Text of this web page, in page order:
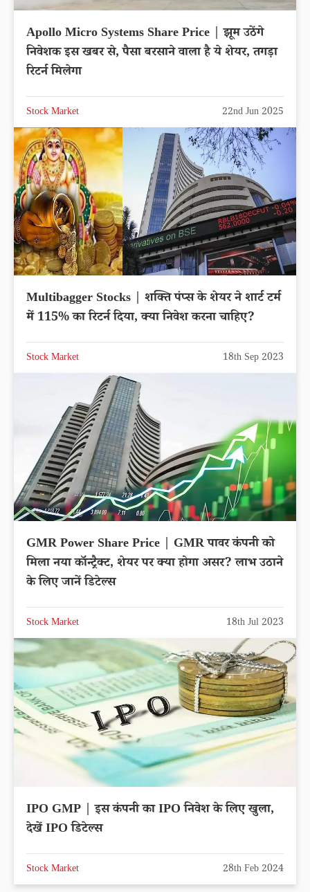
Apollo Micro Systems Share Price | झूम उठेंगे
निवेशक इस खबर से, पैसा बरसाने वाला है ये शेयर, तगड़ा
रिटर्न मिलेगा
Stock Market 22nd Jun 2025
Multibagger Stocks | शक्ति पंप्स के शेयर ने शार्ट टर्म
में 115% का रिटर्न दिया, क्या निवेश करना चाहिए?
Stock Market 18th Sep 2023
GMR Power Share Price | GMR पावर कंपनी को
मिला नया कॉन्ट्रैक्ट, शेयर पर क्या होगा असर? लाभ उठाने
के लिए जानें डिटेल्स
Stock Market 18th Jul 2023
IPO GMP | इस कंपनी का IPO निवेश के लिए खुला,
देखें IPO डिटेल्स
Stock Market 28th Feb 2024